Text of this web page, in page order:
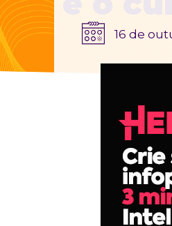
16 de